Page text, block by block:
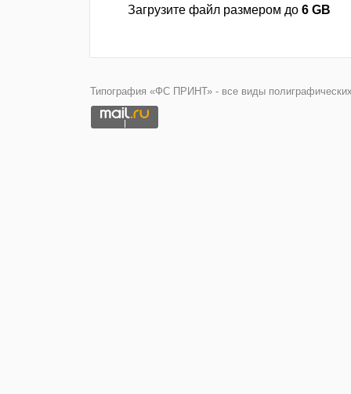
Загрузите файл размером до 6 GB
Типография «ФС ПРИНТ» - все виды